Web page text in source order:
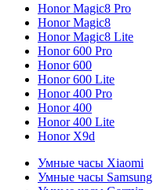
Honor Magic8 Pro
Honor Magic8
Honor Magic8 Lite
Honor 600 Pro
Honor 600
Honor 600 Lite
Honor 400 Pro
Honor 400
Honor 400 Lite
Honor X9d
Умные часы Xiaomi
Умные часы Samsung